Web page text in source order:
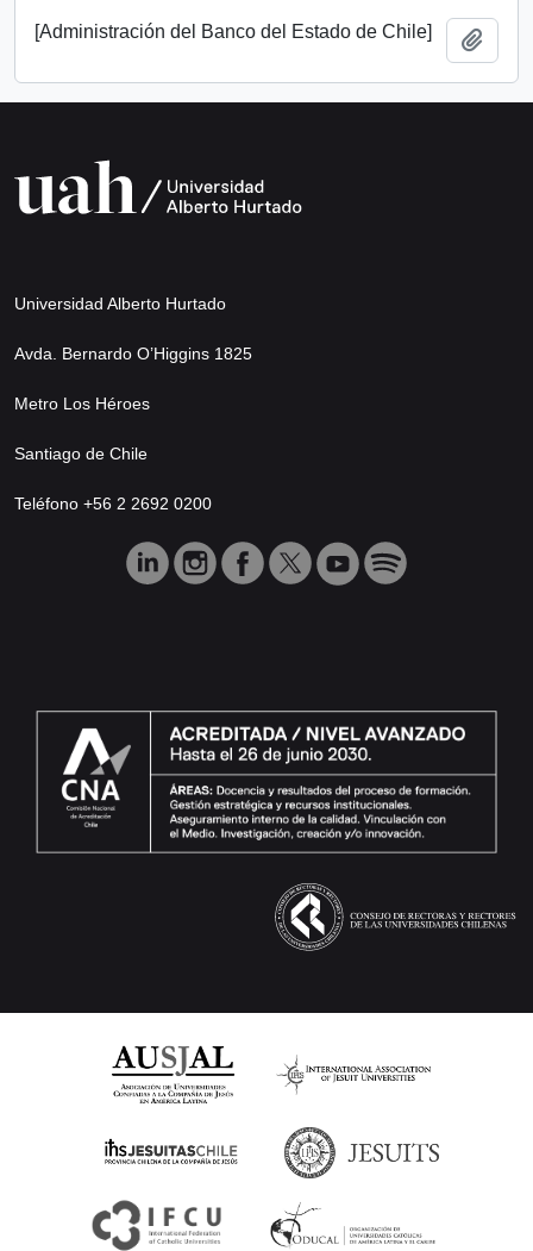
[Administración del Banco del Estado de Chile]
Universidad Alberto Hurtado
Avda. Bernardo O’Higgins 1825
Metro Los Héroes
Santiago de Chile
Teléfono +56 2 2692 0200